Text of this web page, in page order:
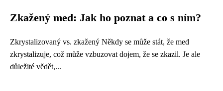
Zkažený med: Jak ho poznat a co s ním?
Zkrystalizovaný vs. zkažený Někdy se může stát, že med
zkrystalizuje, což může vzbuzovat dojem, že se zkazil. Je ale
důležité vědět,...